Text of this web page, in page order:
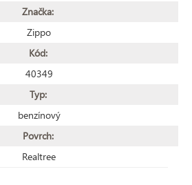
Značka:
Zippo
Kód:
40349
Typ:
benzínový
Povrch:
Realtree